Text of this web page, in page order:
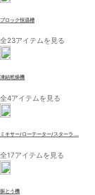
ブロック恒温槽
全23アイテムを見る
凍結乾燥機
全4アイテムを見る
ミキサー/ローテーター/スターラ ...
全17アイテムを見る
振とう機